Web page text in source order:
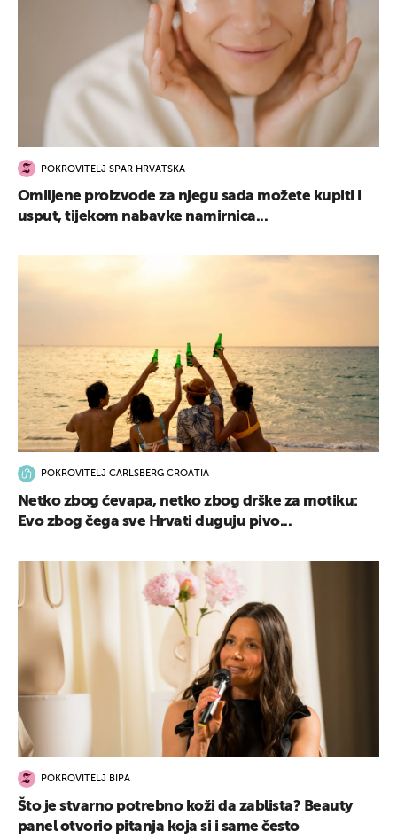
POKROVITELJ SPAR HRVATSKA
Omiljene proizvode za njegu sada možete kupiti i
usput, tijekom nabavke namirnica...
POKROVITELJ CARLSBERG CROATIA
Netko zbog ćevapa, netko zbog drške za motiku:
Evo zbog čega sve Hrvati duguju pivo...
POKROVITELJ BIPA
Što je stvarno potrebno koži da zablista? Beauty
panel otvorio pitanja koja si i same često